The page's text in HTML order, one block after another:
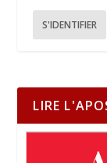
S'IDENTIFIER
LIRE